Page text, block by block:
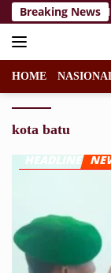
Langsung
ke
konten
Breaking News
TMMD 129
HOME
kota batu